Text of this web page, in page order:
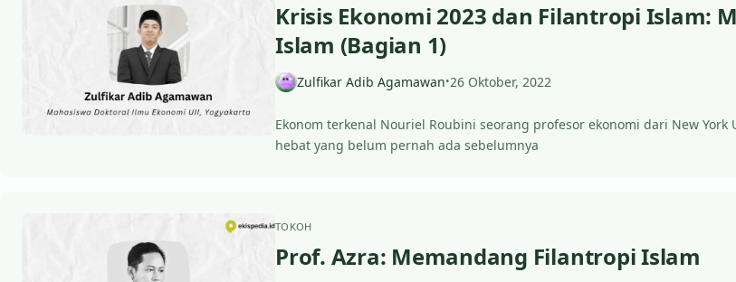
Krisis Ekonomi 2023 dan Filantropi Islam:
Islam (Bagian 1)
Zulfikar Adib Agamawan•26 Oktober, 2022
Ekonom terkenal Nouriel Roubini seorang profesor ekonomi dari New
hebat yang belum pernah ada sebelumnya
TOKOH
Prof. Azra: Memandang Filantropi Islam